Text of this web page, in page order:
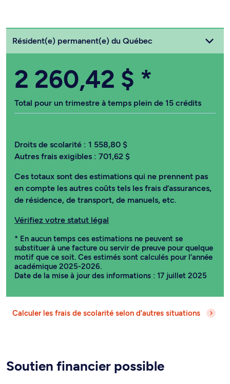
Choisissez votre statut
Résident(e) permanent(e) du Québec
2 260,42 $ *
Total pour un trimestre à temps plein de 15 crédits
Droits de scolarité : 1 558,80 $
Autres frais exigibles : 701,62 $
Ces totaux sont des estimations qui ne prennent pas
en compte les autres coûts tels les frais d’assurances,
de résidence, de transport, de manuels, etc.
Vérifiez votre statut légal
* En aucun temps ces estimations ne peuvent se
substituer à une facture ou servir de preuve pour quelque
motif que ce soit. Ces estimés sont calculés pour l’année
académique 2025-2026.
Date de la mise à jour des informations : 17 juillet 2025
Calculer les frais de scolarité selon d’autres situations
Soutien financier possible